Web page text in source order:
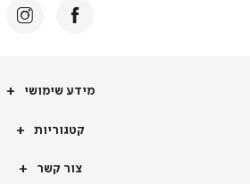
מידע
מידע שימושי
קטגוריותקטגוריות
צור
צור קשר